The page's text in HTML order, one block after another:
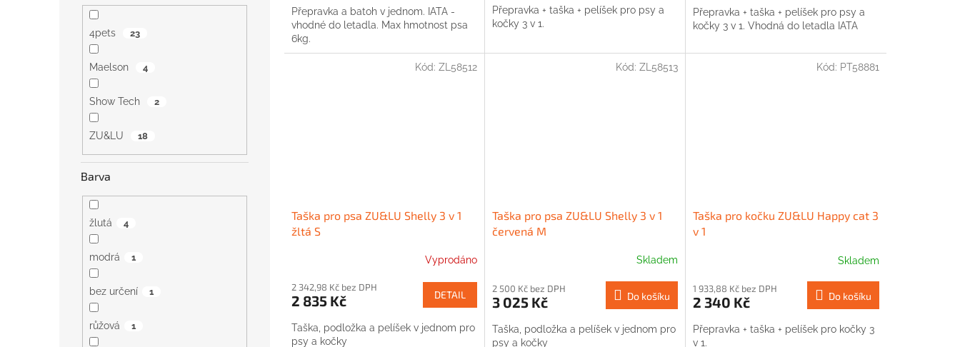
4pets 23
Maelson 4
Show Tech 2
ZU&LU 18
Barva
žlutá 4
modrá 1
bez určení 1
růžová 1
Přepravka a batoh v jednom. IATA -
vhodné do letadla. Max hmotnost psa
6kg.
Přepravka + taška + pelíšek pro psy a
kočky 3 v 1.
Přepravka + taška + pelíšek pro psy a
kočky 3 v 1. Vhodná do letadla IATA
Taška pro psa ZU&LU Shelly 3 v 1
žltá S
Vyprodáno
2 342,98 Kč bez DPH
2 835 Kč DETAIL
Taška, podložka a pelíšek v jednom pro
psy a kočky
Kód: ZL58512
Taška pro psa ZU&LU Shelly 3 v 1
červená M
Skladem
2 500 Kč bez DPH
3 025 Kč Do košíku
Taška, podložka a pelíšek v jednom pro
psy a kočky
Kód: ZL58513
Taška pro kočku ZU&LU Happy cat 3
v 1
Skladem
1 933,88 Kč bez DPH
2 340 Kč Do košíku
Přepravka + taška + pelíšek pro kočky 3
v 1.
Kód: PT58881